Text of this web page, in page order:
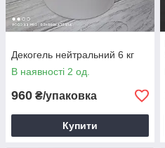
Декогель нейтральний 6 кг
В наявності 2 од.
960 ₴/упаковка
Купити